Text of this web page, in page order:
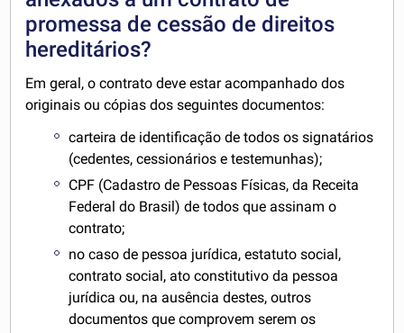
promessa de cessão de direitos
hereditários?
Em geral, o contrato deve estar acompanhado dos
originais ou cópias dos seguintes documentos:
carteira de identificação de todos os signatários
(cedentes, cessionários e testemunhas);
CPF (Cadastro de Pessoas Físicas, da Receita
Federal do Brasil) de todos que assinam o
contrato;
no caso de pessoa jurídica, estatuto social,
contrato social, ato constitutivo da pessoa
jurídica ou, na ausência destes, outros
documentos que comprovem serem os